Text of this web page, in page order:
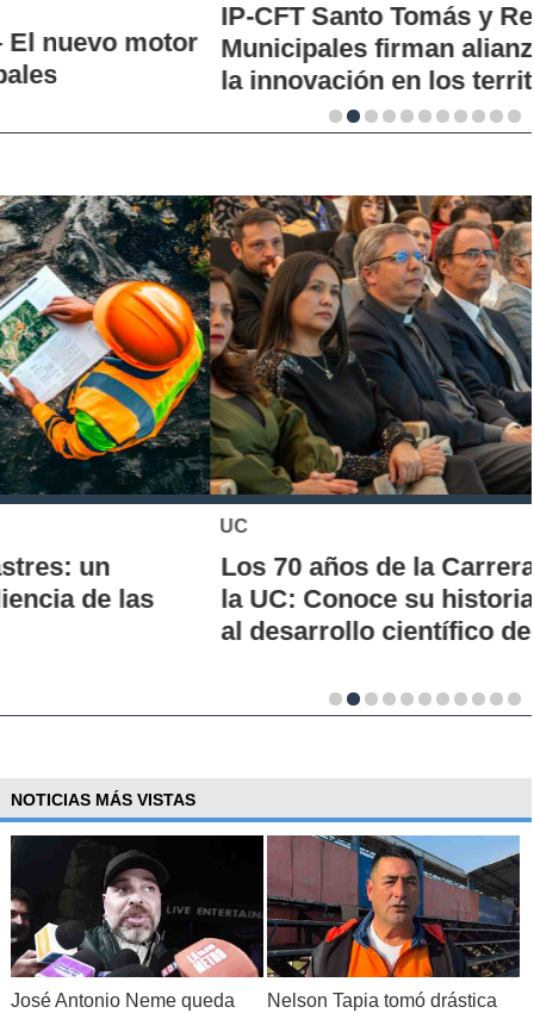
IP-CFT Santo Tomás y Red de Hubs
Municipales firman alianza para impulsar
la innovación en los territorios
Los 70 años de la Carrera de Química de
la UC: Conoce su historia, hitos y aporte
al desarrollo científico del país
NOTICIAS MÁS VISTAS
José Antonio Neme queda
Nelson Tapia tomó drástica